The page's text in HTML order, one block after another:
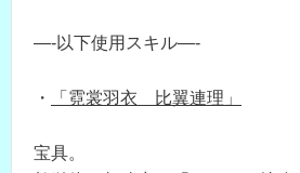
—-以下使用スキル—-
・ 「霓裳羽衣 比翼連理」
宝具。